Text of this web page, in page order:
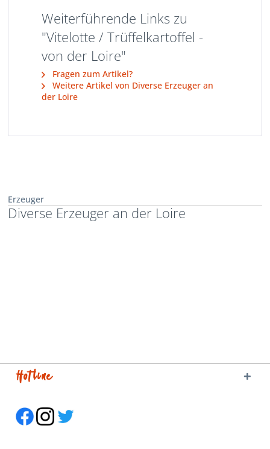
Weiterführende Links zu
"Vitelotte / Trüffelkartoffel -
von der Loire"
Fragen zum Artikel?
Weitere Artikel von Diverse Erzeuger an
der Loire
Erzeuger
Diverse Erzeuger an der Loire
Hotline